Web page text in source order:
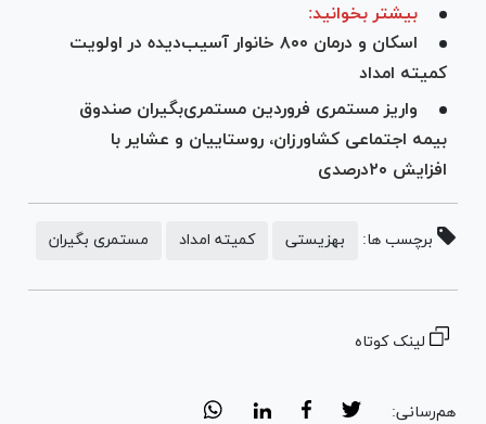
بیشتر بخوانید:
اسکان و درمان ۸۰۰ خانوار آسیب‌دیده در اولویت
کمیته امداد
واریز مستمری فروردین‌ مستمری‌بگیران صندوق
بیمه اجتماعی کشاورزان، روستاییان و عشایر با
افزایش ۲۰‌درصدی
برچسب ها: بهزیستی کمیته امداد مستمری بگیران
لینک کوتاه
هم‌رسانی: